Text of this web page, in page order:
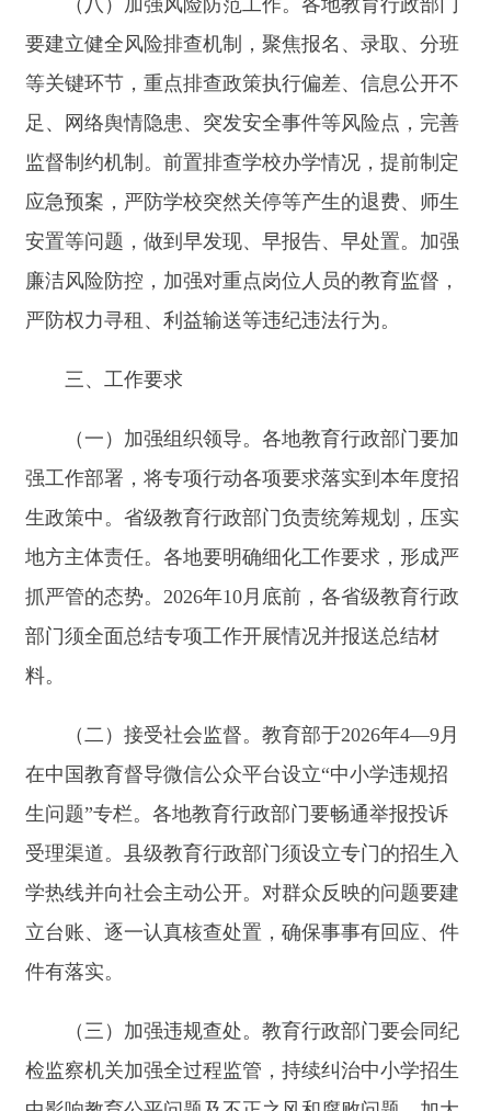
（二）接受社会监督。教育部于 2026年4—9月
受理渠道。县级教育行政部门须设立专门的招生入
学热线并向社会主动公开。对群众反映的问题要建
立台账、逐一认真核查处置，确保事事有回应、件
件有落实。
（三）加强违规查处。教育行政部门要会同纪
检监察机关加强全过程监管，持续纠治中小学招生
违规行为查处力度。对群众关注度高、舆情较多的
热点学校要加强现场指导，发现问题立行立改。对
招生问题频发、情节严重、社会反映强烈的地区和
（四）积极宣传引导。各地教育行政部门要通
过多种渠道和方式，加强招生政策宣传解读，让社
会和家长广泛知晓，引导家长形成合理就学预期。
惑。对于泛化炒作“教育内卷”“中考状元”“盲盒
率”、升学率等话题，以及攻击抹黑教育政策、教
育公平的行为，要及时管控处置，全力营造平稳和
谐的舆论氛围。
省级举报投诉受理渠道一览表
教育部办公厅
分享: